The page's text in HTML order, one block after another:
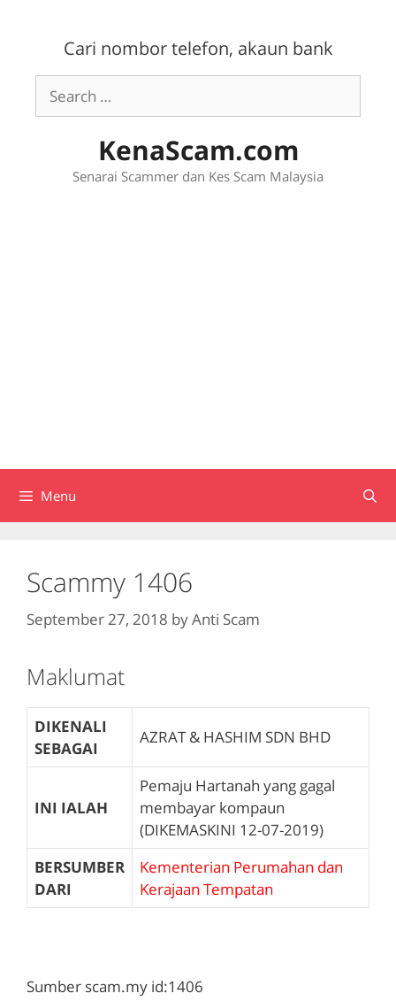
Cari nombor telefon, akaun bank
Search
for:
KenaScam.com
Senarai Scammer dan Kes Scam Malaysia
Menu
Scammy 1406
September 27, 2018 byAnti Scam
Maklumat
DIKENALI
SEBAGAI
AZRAT & HASHIM SDN BHD
INI IALAH
Pemaju Hartanah yang gagal
membayar kompaun
(DIKEMASKINI 12-07-2019)
BERSUMBER
DARI
Kementerian Perumahan dan
Kerajaan Tempatan
Sumber scam.my id:1406